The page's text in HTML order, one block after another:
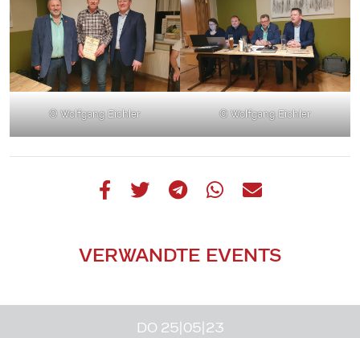
© Wolfgang Eichler © Wolfgang Eichler
VERWANDTE EVENTS
DO 25|05|23